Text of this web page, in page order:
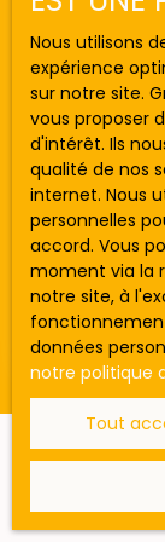
Budget max
Surface min
749 000€
Maison
4pièces
MIOS -
RÉSIDENTIEL
MODERNE
l'agence
proposent
moderne
de Mios.
magnifique
totale
Ne
Nous utilisons
expérience
sur notre site.
vous proposer
d'intérêt. Ils
qualité de nos
internet. Nous
personnelles
accord. Vous
moment via la
notre site, à
données
notre politique
Tout